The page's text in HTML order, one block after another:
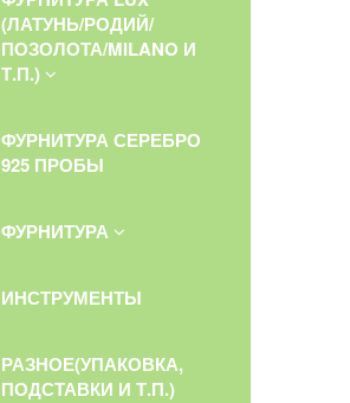
(ЛАТУНЬ/РОДИЙ/
ПОЗОЛОТА/MILANO И
Т.П.)
ФУРНИТУРА СЕРЕБРО
925 ПРОБЫ
ФУРНИТУРА
ИНСТРУМЕНТЫ
РАЗНОЕ(УПАКОВКА,
ПОДСТАВКИ И Т.П.)